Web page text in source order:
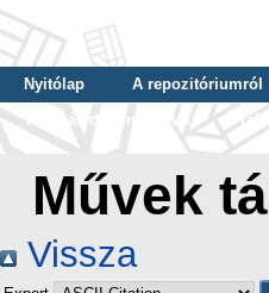
Nyitólap A repozitóriumról
Tallózás dátum szerint
Művek
Vissza